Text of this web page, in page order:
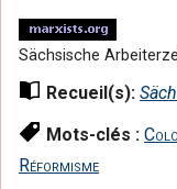
Sächsische
Recueil(s):
Mots-clés :
Réformisme